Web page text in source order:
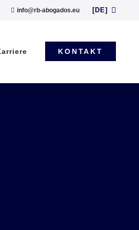
info@rb-abogados.eu [DE]
KONTAKT